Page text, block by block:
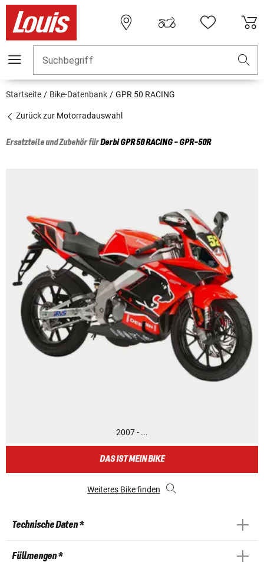
Suchbegriff
Startseite Bike-Datenbank GPR 50 RACING
Zurück zur Motorradauswahl
Ersatzteile und Zubehör fürDerbiGPR 50 RACING - GPR-50R
2007 - ...
DAS IST MEIN BIKE
Weiteres Bike finden
Technische Daten *
Füllmengen *